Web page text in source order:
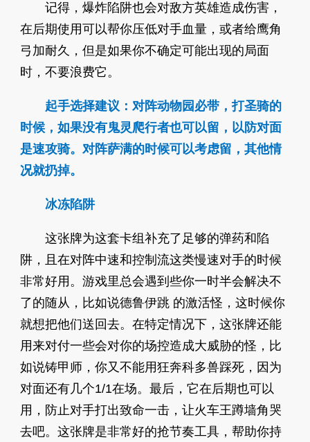
记得，爆炸陷阱也会对敌方英雄造成伤害，
在后期使用可以帮你压低对手血量，或者给鹰角
弓加耐久，但是如果你不确定可能出现的局面
时，不要浪费它。
起手选择建议：对阵动物园必带，打圣骑的
时候，如果没有鬼灵爬行者也可以留，以防对面
是速攻骑。对阵萨满的时候可以考虑留，其他情
况就扔掉。
冰冻陷阱
这张牌为这套卡组补充了足够的弹药和陷
阱，且在对阵中速和控制流这类慢速对手的时候
非常好用。游戏里总会遇到些你一时半会解决不
了的随从，比如说德鲁伊跳 的激活怪，这时候你
就想把他们送回去。在特定情况下，这张牌还能
用来对付一些会对你的场控造成大威胁的怪，比
如说铸甲师，你又不能用狂奔科多兽踩死，因为
对面还有几个1/1在场。最后，它在后期也可以
用，防止对手打出致命一击，让火车王蹲墙角哭
去吧。这张牌是非常好的抢节奏工具，帮助你持